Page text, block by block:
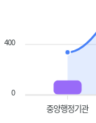
400
0
중앙행정기관